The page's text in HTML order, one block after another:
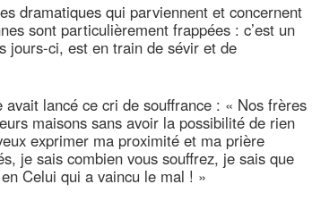
dramatiques qui parviennent et concernent
sont particulièrement frappées : c’est un
jours-ci, est en train de sévir et de
lancé ce cri de souffrance : « Nos frères
maisons sans avoir la possibilité de rien
exprimer ma proximité et ma prière
je sais combien vous souffrez, je sais que
Celui qui a vaincu le mal ! »